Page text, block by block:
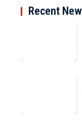
Recent